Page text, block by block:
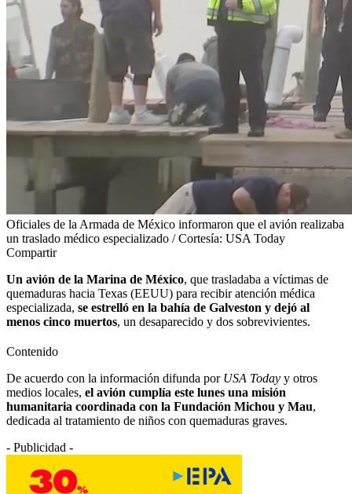
Oficiales de la Armada de México informaron que el avión realizaba
un traslado médico especializado / Cortesía: USA Today
Compartir
Un avión de la Marina de México, que trasladaba a víctimas de
quemaduras hacia Texas (EEUU) para recibir atención médica
especializada, se estrelló en la bahía de Galveston y dejó al
menos cinco muertos, un desaparecido y dos sobrevivientes.
Contenido
De acuerdo con la información difunda porUSA Today y otros
medios locales, el avión cumplía este lunes una misión
humanitaria coordinada con la Fundación Michou y Mau,
dedicada al tratamiento de niños con quemaduras graves.
- Publicidad -